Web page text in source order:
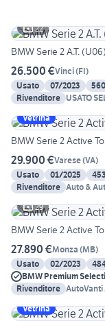
22
BMW Serie 2 A.T.
26.500 €Vinci(FI)
Usato
07/2023
Rivenditore USATO
Vetrina
BMW Serie 2 Active
29.900 €Varese(VA)
Usato
01/2025
Rivenditore Auto &
29
BMW Serie 2 Active
27.890 €Monza (MB)
Usato
02/2023
BMW Premium
Rivenditore AutoVanti
Vetrina